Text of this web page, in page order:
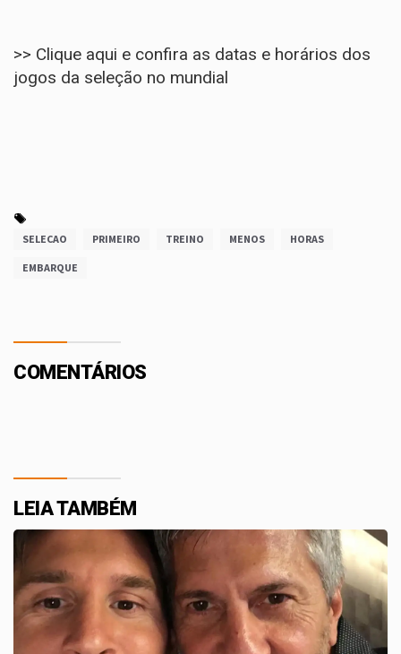
>> Clique aqui e confira as datas e horários dos
jogos da seleção no mundial
SELECAO PRIMEIRO TREINO MENOS HORAS
EMBARQUE
COMENTÁRIOS
LEIA TAMBÉM